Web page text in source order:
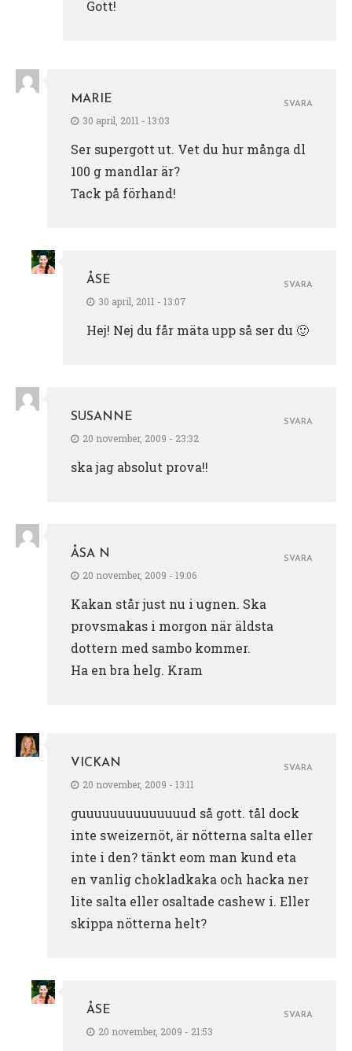
Gott!
MARIE
30 april, 2011 - 13:03
Ser supergott ut. Vet du hur många dl
100 g mandlar är?
Tack på förhand!
SVARA
ÅSE
30 april, 2011 - 13:07
Hej! Nej du får mäta upp så ser du 🙂
SVARA
SUSANNE
20 november, 2009 - 23:32
ska jag absolut prova!!
SVARA
ÅSA N
20 november, 2009 - 19:06
Kakan står just nu i ugnen. Ska
provsmakas i morgon när äldsta
dottern med sambo kommer.
Ha en bra helg. Kram
SVARA
VICKAN
20 november, 2009 - 13:11
guuuuuuuuuuuuuud så gott. tål dock
inte sweizernöt, är nötterna salta eller
inte i den? tänkt eom man kund eta
en vanlig chokladkaka och hacka ner
lite salta eller osaltade cashew i. Eller
skippa nötterna helt?
SVARA
ÅSE
20 november, 2009 - 21:53
SVARA